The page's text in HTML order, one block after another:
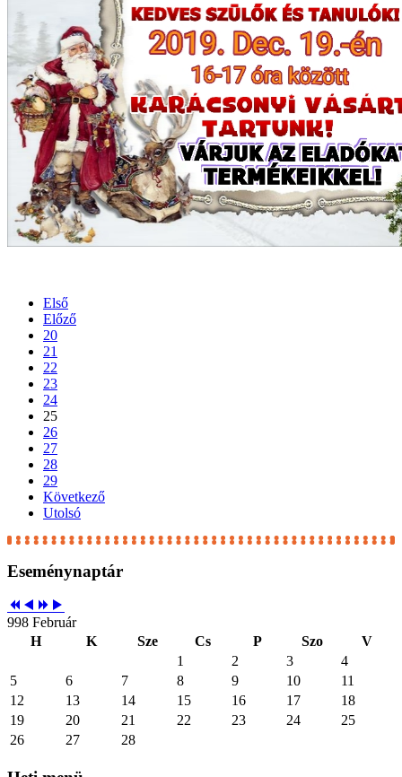
Első
Előző
20
21
22
23
24
25
26
27
28
29
Következő
Utolsó
Eseménynaptár
998 Február
H
K Sze Cs P Szo
V
1
2 3
4
5
6 7 8 9 10
11
12
13 14 15 16 17
18
19
20 21 22 23 24
25
26
27 28